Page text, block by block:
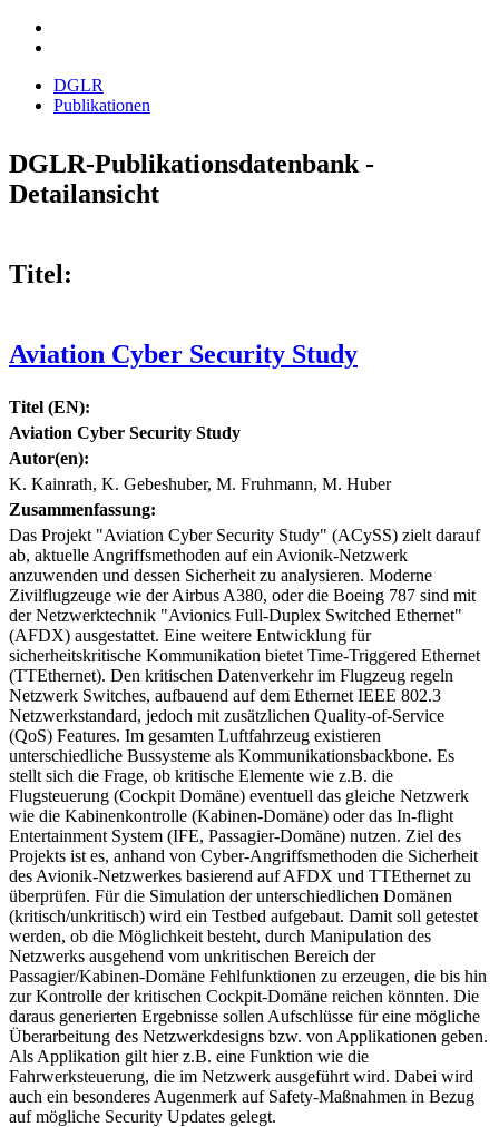
DGLR
Publikationen
DGLR-Publikationsdatenbank -
Detailansicht
Titel:
Aviation Cyber Security Study
Titel (EN):
Aviation Cyber Security Study
Autor(en):
K. Kainrath, K. Gebeshuber, M. Fruhmann, M. Huber
Zusammenfassung:
Das Projekt "Aviation Cyber Security Study" (ACySS) zielt darauf
ab, aktuelle Angriffsmethoden auf ein Avionik-Netzwerk
anzuwenden und dessen Sicherheit zu analysieren. Moderne
Zivilflugzeuge wie der Airbus A380, oder die Boeing 787 sind mit
der Netzwerktechnik "Avionics Full-Duplex Switched Ethernet"
(AFDX) ausgestattet. Eine weitere Entwicklung für
sicherheitskritische Kommunikation bietet Time-Triggered Ethernet
(TTEthernet). Den kritischen Datenverkehr im Flugzeug regeln
Netzwerk Switches, aufbauend auf dem Ethernet IEEE 802.3
Netzwerkstandard, jedoch mit zusätzlichen Quality-of-Service
(QoS) Features. Im gesamten Luftfahrzeug existieren
unterschiedliche Bussysteme als Kommunikationsbackbone. Es
stellt sich die Frage, ob kritische Elemente wie z.B. die
Flugsteuerung (Cockpit Domäne) eventuell das gleiche Netzwerk
wie die Kabinenkontrolle (Kabinen-Domäne) oder das In-flight
Entertainment System (IFE, Passagier-Domäne) nutzen. Ziel des
Projekts ist es, anhand von Cyber-Angriffsmethoden die Sicherheit
des Avionik-Netzwerkes basierend auf AFDX und TTEthernet zu
überprüfen. Für die Simulation der unterschiedlichen Domänen
(kritisch/unkritisch) wird ein Testbed aufgebaut. Damit soll getestet
werden, ob die Möglichkeit besteht, durch Manipulation des
Netzwerks ausgehend vom unkritischen Bereich der
Passagier/Kabinen-Domäne Fehlfunktionen zu erzeugen, die bis hin
zur Kontrolle der kritischen Cockpit-Domäne reichen könnten. Die
daraus generierten Ergebnisse sollen Aufschlüsse für eine mögliche
Überarbeitung des Netzwerkdesigns bzw. von Applikationen geben.
Als Applikation gilt hier z.B. eine Funktion wie die
Fahrwerksteuerung, die im Netzwerk ausgeführt wird. Dabei wird
auch ein besonderes Augenmerk auf Safety-Maßnahmen in Bezug
auf mögliche Security Updates gelegt.